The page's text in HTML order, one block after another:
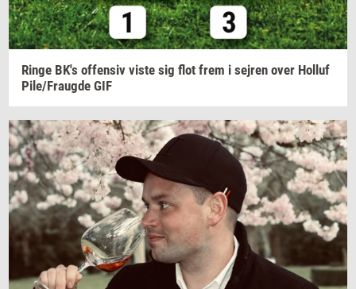
Ringe BK's of­fen­siv viste sig flot frem i sej­ren over Hol­luf
Pile/Fraug­de GIF